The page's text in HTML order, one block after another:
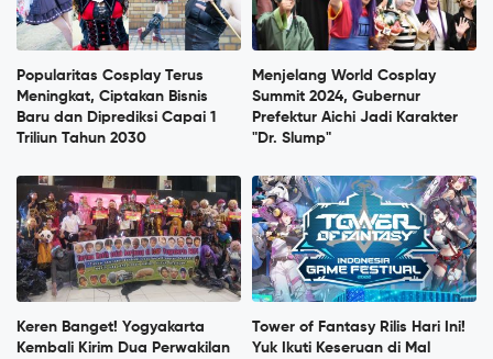
Popularitas Cosplay Terus
Meningkat, Ciptakan Bisnis
Baru dan Diprediksi Capai 1
Triliun Tahun 2030
Menjelang World Cosplay
Summit 2024, Gubernur
Prefektur Aichi Jadi Karakter
"Dr. Slump"
Keren Banget! Yogyakarta
Kembali Kirim Dua Perwakilan
Tower of Fantasy Rilis Hari Ini!
Yuk Ikuti Keseruan di Mal